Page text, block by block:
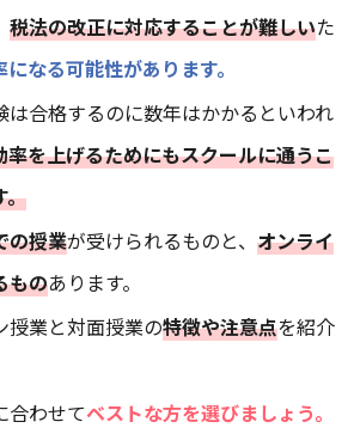
税法の改正に対応することが難しいた
なる可能性があります。
は合格するのに数年はかかるといわれ
率を上げるためにもスクールに通うこ
。
の授業が受けられるものと、 オンライ
ものあります。
授業と対面授業の特徴や注意点を紹介
合わせてベストな方を選びましょう。